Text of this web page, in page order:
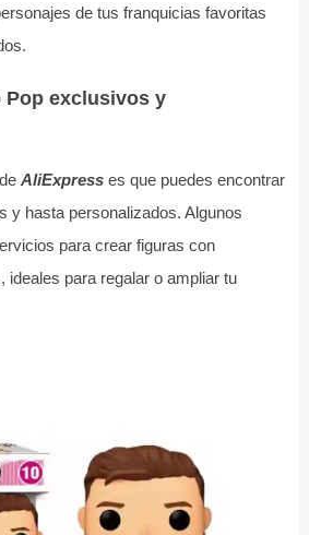
de tus franquicias favoritas
Pop exclusivos y
AliExpresses que puedes encontrar
y hasta personalizados. Algunos
para crear figuras con
para regalar o ampliar tu